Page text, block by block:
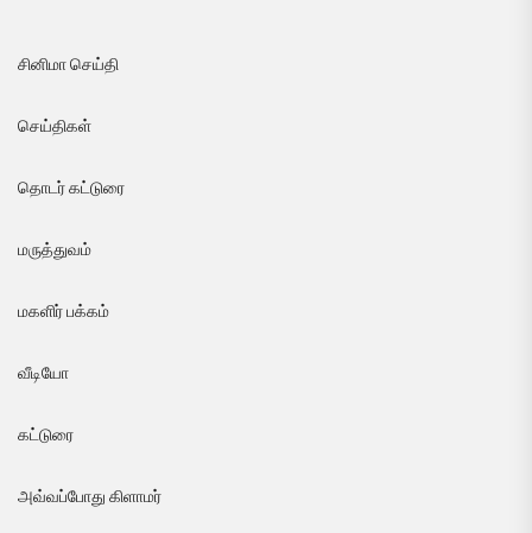
சினிமா செய்தி
செய்திகள்
தொடர் கட்டுரை
மருத்துவம்
மகளிர் பக்கம்
வீடியோ
கட்டுரை
அவ்வப்போது கிளாமர்